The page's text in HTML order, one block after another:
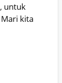
untuk
kita